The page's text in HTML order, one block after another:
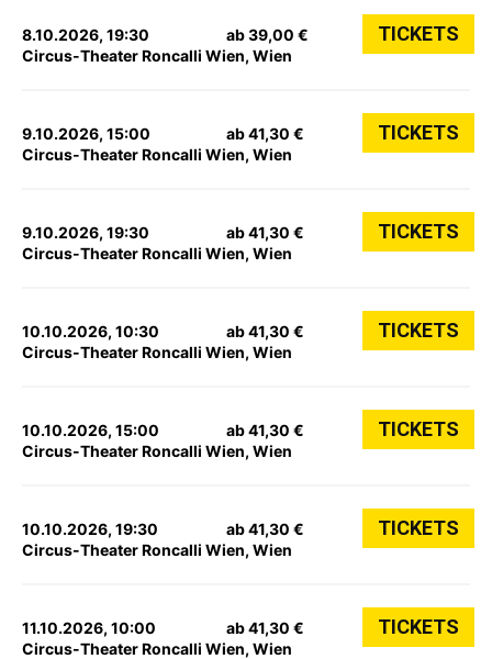
8.10.2026, 19:30
Circus-Theater Roncalli Wien, Wien
ab 39,00 € TICKETS
9.10.2026, 15:00
Circus-Theater Roncalli Wien, Wien
ab 41,30 € TICKETS
9.10.2026, 19:30
Circus-Theater Roncalli Wien, Wien
ab 41,30 € TICKETS
10.10.2026, 10:30
Circus-Theater Roncalli Wien, Wien
ab 41,30 € TICKETS
10.10.2026, 15:00
Circus-Theater Roncalli Wien, Wien
ab 41,30 € TICKETS
10.10.2026, 19:30
Circus-Theater Roncalli Wien, Wien
ab 41,30 € TICKETS
11.10.2026, 10:00
Circus-Theater Roncalli Wien, Wien
ab 41,30 € TICKETS